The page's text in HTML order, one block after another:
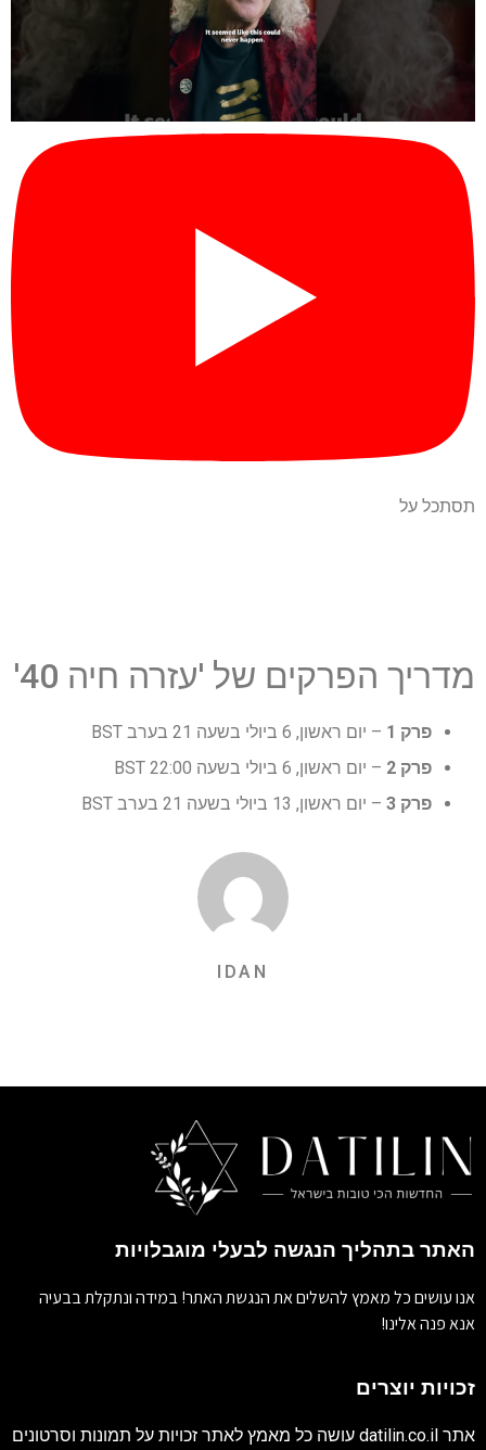
תסתכל על
מדריך הפרקים של 'עזרה חיה 40'
פרק 1
– יום ראשון, 6 ביולי בשעה 21 בערב BST
פרק 2
– יום ראשון, 6 ביולי בשעה 22:00 BST
פרק 3
– יום ראשון, 13 ביולי בשעה 21 בערב BST
IDAN
האתר בתהליך הנגשה לבעלי מוגבלויות
אנו עושים כל מאמץ להשלים את הנגשת האתר! במידה ונתקלת בבעיה
אנא פנה אלינו!
זכויות יוצרים
אתר datilin.co.il עושה כל מאמץ לאתר זכויות על תמונות וסרטונים